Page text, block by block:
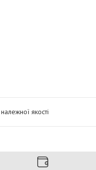
якості